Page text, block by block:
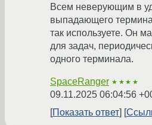
Всем неверующим в
выпадающего
так используете. Он
для задач,
одного терминала.
SpaceRanger ★★★★
09.11.2025 06:04:56
Показать ответ